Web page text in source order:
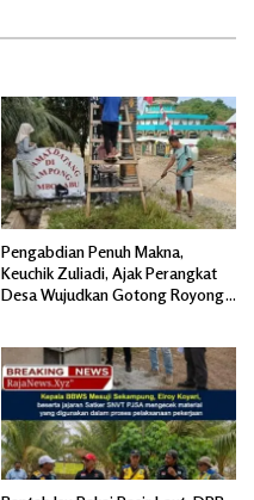
Pengabdian Penuh Makna,
Keuchik Zuliadi, Ajak Perangkat
Desa Wujudkan Gotong Royong,